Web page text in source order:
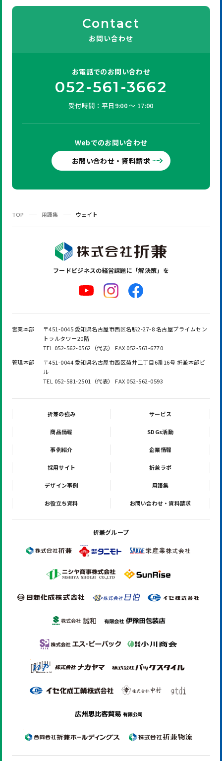
Contact
お問い合わせ
お電話でのお問い合わせ
052-561-3662
受付時間：平日9:00 ～ 17:00
Webでのお問い合わせ
お問い合わせ・資料請求
TOP 用語集 ウェイト
フードビジネスの経営課題に「解決策」を
営業本部
〒451-0045 愛知県名古屋市西区名駅2-27-8 名古屋プライムセン
トラルタワー20階
TEL 052-562-0562（代表） FAX 052-563-6770
管理本部
〒451-0044 愛知県名古屋市西区菊井二丁目6番16号 折兼本部ビ
ル
TEL 052-581-2501（代表） FAX 052-562-0593
折兼の強み サービス
商品情報 SDGs活動
事例紹介 企業情報
採用サイト 折兼ラボ
デザイン事例 用語集
お役立ち資料 お問い合わせ・資料請求
折兼グループ